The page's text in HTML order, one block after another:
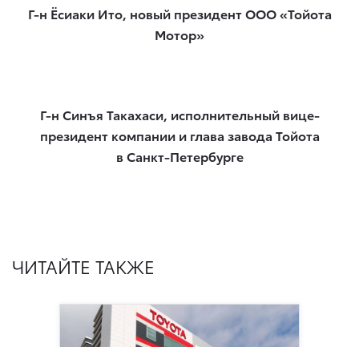
Г-н Ёсиаки Ито, новый президент ООО «Тойота
Мотор»
Г-н Синъя Такахаси, исполнительный вице-
президент компании и глава завода Тойота
в Санкт-Петербурге
ЧИТАЙТЕ ТАКЖЕ